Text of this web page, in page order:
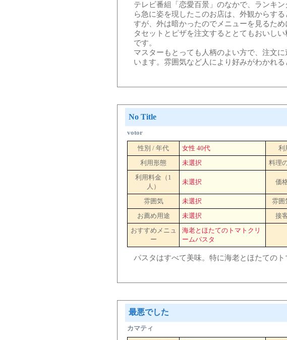
テレビ番組「恋愛百景」のなかで、ランキ
ら急に姿を現したこのお店は、外観からす
すが、外は暗かったのでメニューを見るた
タセットとピザを注文するととてもおいし
です。
マスターもとっても人柄のよい方で、注文
います。雰囲気など人により好みがわかれ
No Title
votor
性別 / 年代 女性 40代 利
利用形態
未選択 料理
利用料金（1
人）
未選択 価
雰囲気 未選択 雰囲
お薦め用途
未選択 接
おすすめメニュ
ー
海老とほたてのトマトクリ
ームパスタ
パスタはすべて美味。特に海老とほたてのト
最悪でした
カマティ